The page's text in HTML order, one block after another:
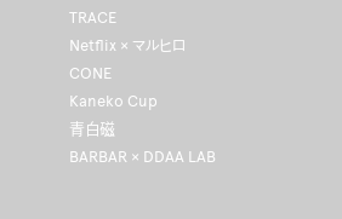
TRACE
Netflix × マルヒロ
CONE
Kaneko Cup
青白磁
BARBAR × DDAA LAB